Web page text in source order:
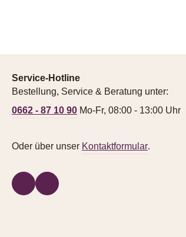
Service-Hotline
Bestellung, Service & Beratung unter:
0662 - 87 10 90 Mo-Fr, 08:00 - 13:00 Uhr
Oder über unser Kontaktformular.